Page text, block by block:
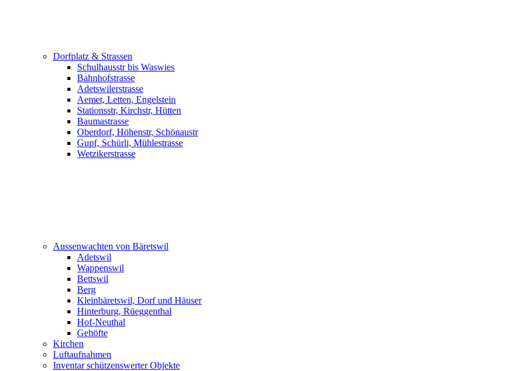
Dorfplatz & Strassen
Schulhausstr bis Waswies
Bahnhofstrasse
Adetswilerstrasse
Aemet, Letten, Engelstein
Stationsstr, Kirchstr, Hütten
Baumastrasse
Oberdorf, Höhenstr, Schönaustr
Gupf, Schürli, Mühlestrasse
Wetzikerstrasse
Aussenwachten von Bäretswil
Adetswil
Wappenswil
Bettswil
Berg
Kleinbäretswil, Dorf und Häuser
Hinterburg, Rüeggenthal
Hof-Neuthal
Gehöfte
Kirchen
Luftaufnahmen
Inventar schützenswerter Objekte